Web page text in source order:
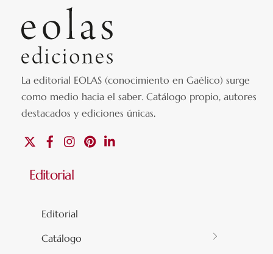
La editorial EOLAS (conocimiento en Gaélico) surge
como medio hacia el saber.Catálogo propio, autores
destacados y ediciones únicas.
FacebookInstagramPinterest
Editorial
Editorial
Catálogo